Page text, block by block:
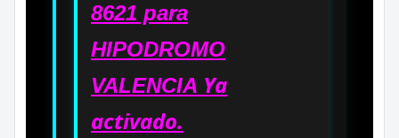
8621 para
HIPODROMO
VALENCIA Ya
activado.